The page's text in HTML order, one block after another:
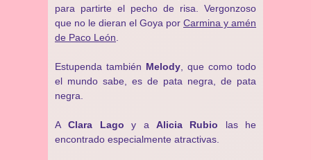
para partirte el pecho de risa. Vergonzoso
que no le dieran el Goya por Carmina y amén
de Paco León
Estupenda también Melody , que como todo
el mundo sabe, es de pata negra, de pata
negra.
A Clara Lago y a Alicia Rubio las he
encontrado especialmente atractivas.